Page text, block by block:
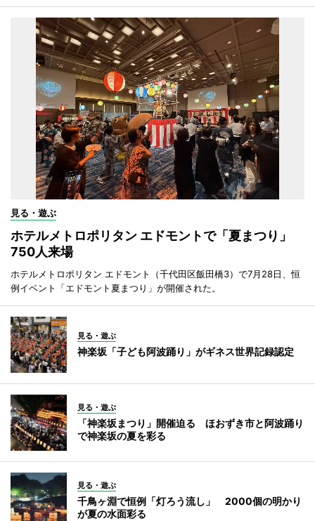
見る・遊ぶ
ホテルメトロポリタン エドモントで「夏まつり」
750人来場
ホテルメトロポリタン エドモント（千代田区飯田橋3）で7月28日、恒
例イベント「エドモント夏まつり」が開催された。
見る・遊ぶ
神楽坂「子ども阿波踊り」がギネス世界記録認定
見る・遊ぶ
「神楽坂まつり」開催迫る ほおずき市と阿波踊り
で神楽坂の夏を彩る
見る・遊ぶ
千鳥ヶ淵で恒例「灯ろう流し」 2000個の明かり
が夏の水面彩る